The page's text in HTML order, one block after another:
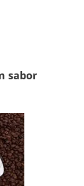
sabor